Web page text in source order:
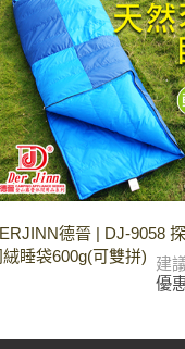
德晉 | DJ-9058
睡袋600g(可雙拼) 建
優